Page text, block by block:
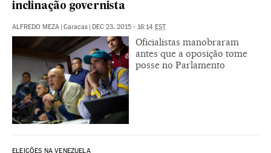
inclinação governista
ALFREDO MEZA | Caracas | DEC 23, 2015 - 16:14 EST
Oficialistas manobraram
antes que a oposição tome
posse no Parlamento
ELEIÇÕES NA VENEZUELA